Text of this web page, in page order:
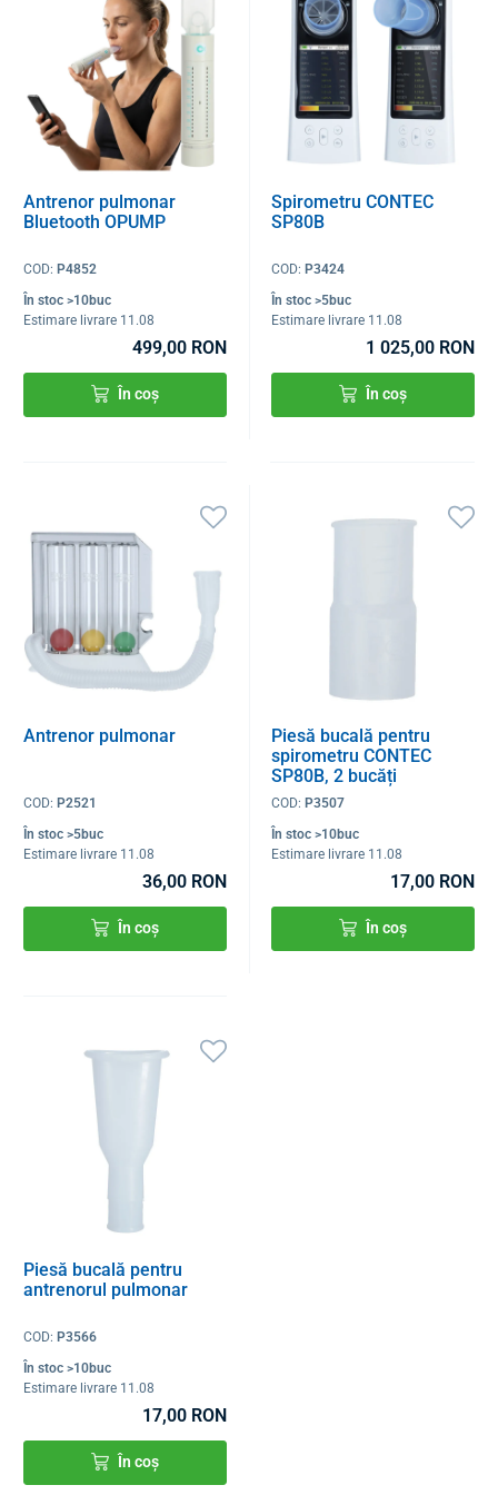
Antrenor pulmonar
Bluetooth OPUMP
COD: P4852
În stoc >10buc
Estimare livrare 11.08
499,00 RON
În coș
Spirometru CONTEC
SP80B
COD: P3424
În stoc >5buc
Estimare livrare 11.08
1 025,00 RON
În coș
Antrenor pulmonar
COD: P2521
În stoc >5buc
Estimare livrare 11.08
36,00 RON
În coș
Piesă bucală pentru
spirometru CONTEC
SP80B, 2 bucăți
COD:P3507
În stoc >10buc
Estimare livrare 11.08
17,00 RON
În coș
Piesă bucală pentru
antrenorul pulmonar
COD: P3566
În stoc >10buc
Estimare livrare 11.08
17,00 RON
În coș